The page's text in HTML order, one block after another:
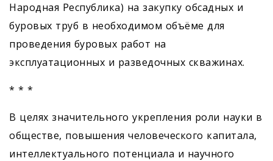
Народная Республика) на закупку обсадных и
буровых труб в необходимом объёме для
проведения буровых работ на
эксплуатационных и разведочных скважинах.
* * *
В целях значительного укрепления роли науки в
обществе, повышения человеческого капитала,
интеллектуального потенциала и научного